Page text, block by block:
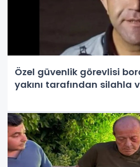
Özel güvenlik görevlisi borç para aldığı
yakını tarafından silahla